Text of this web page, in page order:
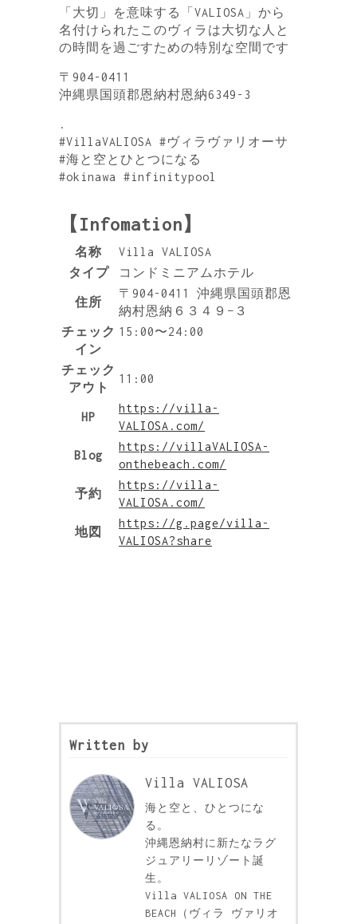
「大切」を意味する「VALIOSA」から
名付けられたこのヴィラは大切な人と
の時間を過ごすための特別な空間です
〒904-0411
沖縄県国頭郡恩納村恩納6349-3
.
#VillaVALIOSA #ヴィラヴァリオーサ
#海と空とひとつになる
#okinawa #infinitypool
【Infomation】
名称
Villa VALIOSA
タイプ
コンドミニアムホテル
住所
〒904-0411 沖縄県国頭郡恩
納村恩納６３４９−３
チェック
イン
15:00〜24:00
チェック
アウト
11:00
HP
https://villa-
VALIOSA.com/
Blog
https://villaVALIOSA-
onthebeach.com/
予約
https://villa-
VALIOSA.com/
地図
https://g.page/villa-
VALIOSA?share
Written by
Villa VALIOSA
海と空と、ひとつにな
る。
沖縄恩納村に新たなラグ
ジュアリーリゾート誕
生。
Villa VALIOSA ON THE
BEACH（ヴィラ ヴァリオ